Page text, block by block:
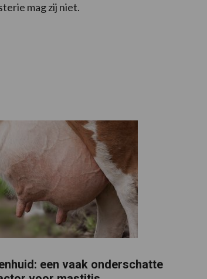
mag zij niet.
een vaak onderschatte